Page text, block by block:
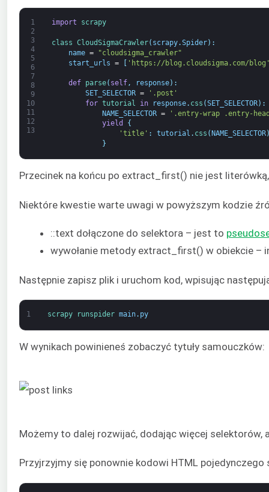
1
2
3
4
5
6
7
8
9
10
11
12
13
import scrapy
class CloudSigmaCrawler( scrapy.Spider) :
name =
"cloudsigma_crawler"
start_urls = [ 'https://blog.cloudsigma.com/
def parse( self, response) :
SET_SELECTOR =
'.post'
for tutorial in response. css (SET_SELECTOR) :
NAME_SELECTOR =
'.entry-wrap .entry-
yield
{
'title' : tutorial . css ( NAME_SELECTOR
}
Przecinek na końcu po extract_first() nie jest
Niektóre kwestie warte uwagi w powyższym kodzie
::text dołączone do selektora – jest to
wywołanie metody extract_first() w obiekcie –
Następnie zapisz plik i uruchom kod, wpisując
1 scrapy runspider main. py
W wynikach powinieneś zobaczyć tytuły samouczków:
Możemy to dalej rozwijać, dodając więcej selektorów,
Przyjrzyjmy się ponownie kodowi HTML pojedynczego